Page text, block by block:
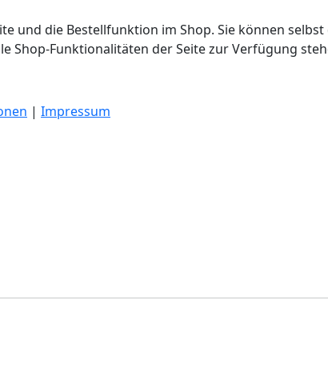
und die Bestellfunktion im Shop. Sie können selbst
Shop-Funktionalitäten der Seite zur Verfügung
| Impressum